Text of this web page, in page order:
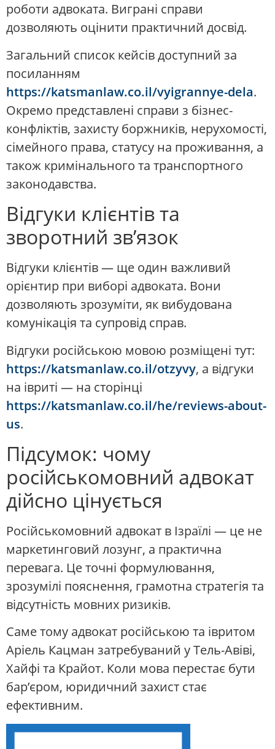
роботи адвоката. Виграні справи
дозволяють оцінити практичний досвід.
Загальний список кейсів доступний за
посиланням
https://katsmanlaw.co.il/vyigrannye-dela.
Окремо представлені справи з бізнес-
конфліктів, захисту боржників, нерухомості,
сімейного права, статусу на проживання, а
також кримінального та транспортного
законодавства.
Відгуки клієнтів та
зворотний зв’язок
Відгуки клієнтів — ще один важливий
орієнтир при виборі адвоката. Вони
дозволяють зрозуміти, як вибудована
комунікація та супровід справ.
Відгуки російською мовою розміщені тут:
https://katsmanlaw.co.il/otzyvy, а відгуки
на івриті — на сторінці
https://katsmanlaw.co.il/he/reviews-about-
us.
Підсумок: чому
російськомовний адвокат
дійсно цінується
Російськомовний адвокат в Ізраїлі — це не
маркетинговий лозунг, а практична
перевага. Це точні формулювання,
зрозумілі пояснення, грамотна стратегія та
відсутність мовних ризиків.
Саме тому адвокат російською та івритом
Аріель Кацман затребуваний у Тель-Авіві,
Хайфі та Крайот. Коли мова перестає бути
бар’єром, юридичний захист стає
ефективним.